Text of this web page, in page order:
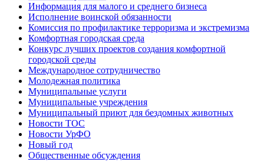
Информация для малого и среднего бизнеса
Исполнение воинской обязанности
Комиссия по профилактике терроризма и экстремизма
Комфортная городская среда
Конкурс лучших проектов создания комфортной
городской среды
Международное сотрудничество
Молодежная политика
Муниципальные услуги
Муниципальные учреждения
Муниципальный приют для бездомных животных
Новости ТОС
Новости УрФО
Новый год
Общественные обсуждения